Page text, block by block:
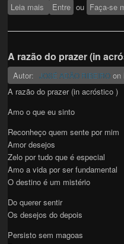
Leia mais sobre Treze de maio
Entre ou Faça-se
A razão do prazer (in
Autor: JOSÉ ADÃO RIBEIRO on
A razão do prazer (in acróstico )
Amo o que eu sinto
Reconheço quem sente por mim
Amor desejos
Zelo por tudo que é especial
Amo a vida por ser fundamental
O destino é um mistério
Do querer sentir
Os desejos do depois
Persisto sem magoas